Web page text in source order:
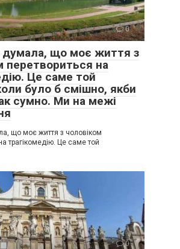
0
думала, що моє життя з
перетвориться на
Це саме той
було б смішно, якби
сумно. Ми на межі
що моє життя з чоловіком
трагікомедію. Це саме той
0